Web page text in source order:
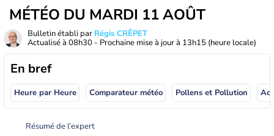
MÉTÉO DU MARDI 11 AOÛT
Bulletin établi par Régis CRÊPET
Actualisé à 08h30 - Prochaine mise à jour à 13h15 (heure locale)
En bref
Heure par Heure Comparateur météo Pollens et Pollution
Résumé de l’expert